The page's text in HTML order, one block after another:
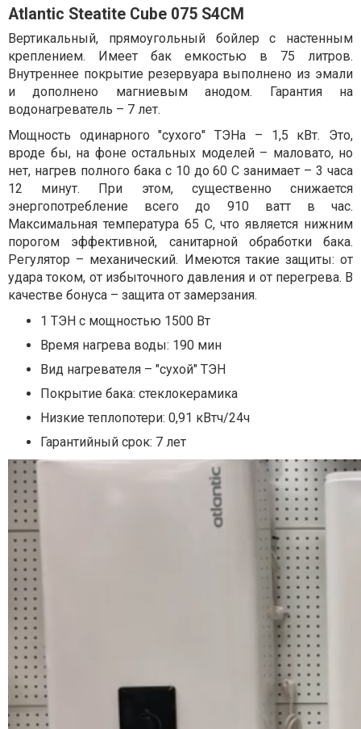
Atlantic Steatite Cube 075 S4CM
Вертикальный, прямоугольный бойлер с настенным
креплением. Имеет бак емкостью в 75 литров.
Внутреннее покрытие резервуара выполнено из эмали
и дополнено магниевым анодом. Гарантия на
водонагреватель – 7 лет.
Мощность одинарного "сухого" ТЭНа – 1,5 кВт. Это,
вроде бы, на фоне остальных моделей – маловато, но
нет, нагрев полного бака с 10 до 60 С занимает – 3 часа
12 минут. При этом, существенно снижается
энергопотребление всего до 910 ватт в час.
Максимальная температура 65 С, что является нижним
порогом эффективной, санитарной обработки бака.
Регулятор – механический. Имеются такие защиты: от
удара током, от избыточного давления и от перегрева. В
качестве бонуса – защита от замерзания.
1 ТЭН с мощностью 1500 Вт
Время нагрева воды: 190 мин
Вид нагревателя – "сухой" ТЭН
Покрытие бака: стеклокерамика
Низкие теплопотери: 0,91 кВтч/24ч
Гарантийный срок: 7 лет